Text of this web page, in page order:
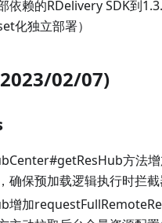
依赖的RDelivery SDK到
化独立部署）
02/07)
方法
确保预加载逻辑执行时拦
增加